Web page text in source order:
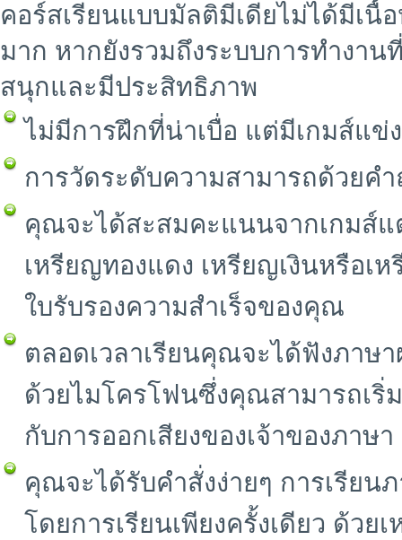
คอร์สเรียนแบบมัลติมีเดียไม่ได้มีเนื้
มาก หากยังรวมถึงระบบการทำงา
สนุกและมีประสิทธิภาพ
ไม่มีการฝึกที่น่าเบื่อ แต่มีเกมส์แ
การวัดระดับความสามารถด้วยค
คุณจะได้สะสมคะแนนจากเกมส์
เหรียญทองแดง เหรียญเงินหรือ
ใบรับรองความสำเร็จของคุณ
ตลอดเวลาเรียนคุณจะได้ฟังภาษ
ด้วยไมโครโฟนซึ่งคุณสามารถเริ่
กับการออกเสียงของเจ้าของภาษา
คุณจะได้รับคำสั่งง่ายๆ การเรียน
โดยการเรียนเพียงครั้งเดียว ด้วย